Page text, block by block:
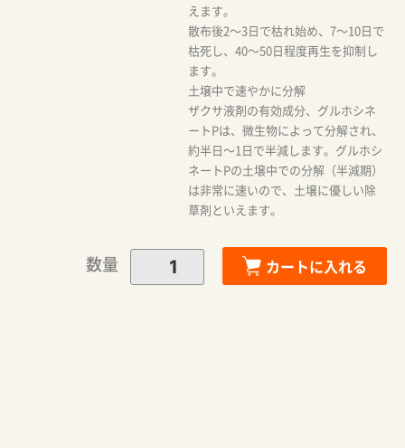
えます。
散布後2～3日で枯れ始め、7～10日で
枯死し、40～50日程度再生を抑制し
ます。
土壌中で速やかに分解
ザクサ液剤の有効成分、グルホシネ
ートPは、微生物によって分解され、
約半日～1日で半減します。グルホシ
ネートPの土壌中での分解（半減期）
は非常に速いので、土壌に優しい除
草剤といえます。
数量 カートに入れる